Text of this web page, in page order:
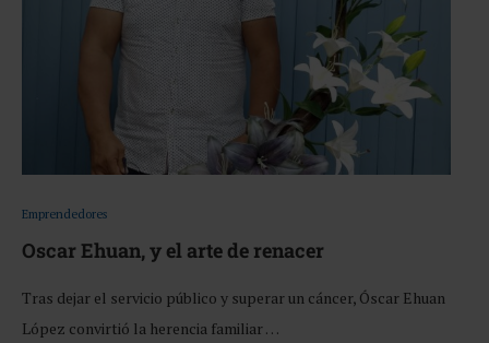
Emprendedores
Oscar Ehuan, y el arte de renacer
Tras dejar el servicio público y superar un cáncer, Óscar Ehuan
López convirtió la herencia familiar …